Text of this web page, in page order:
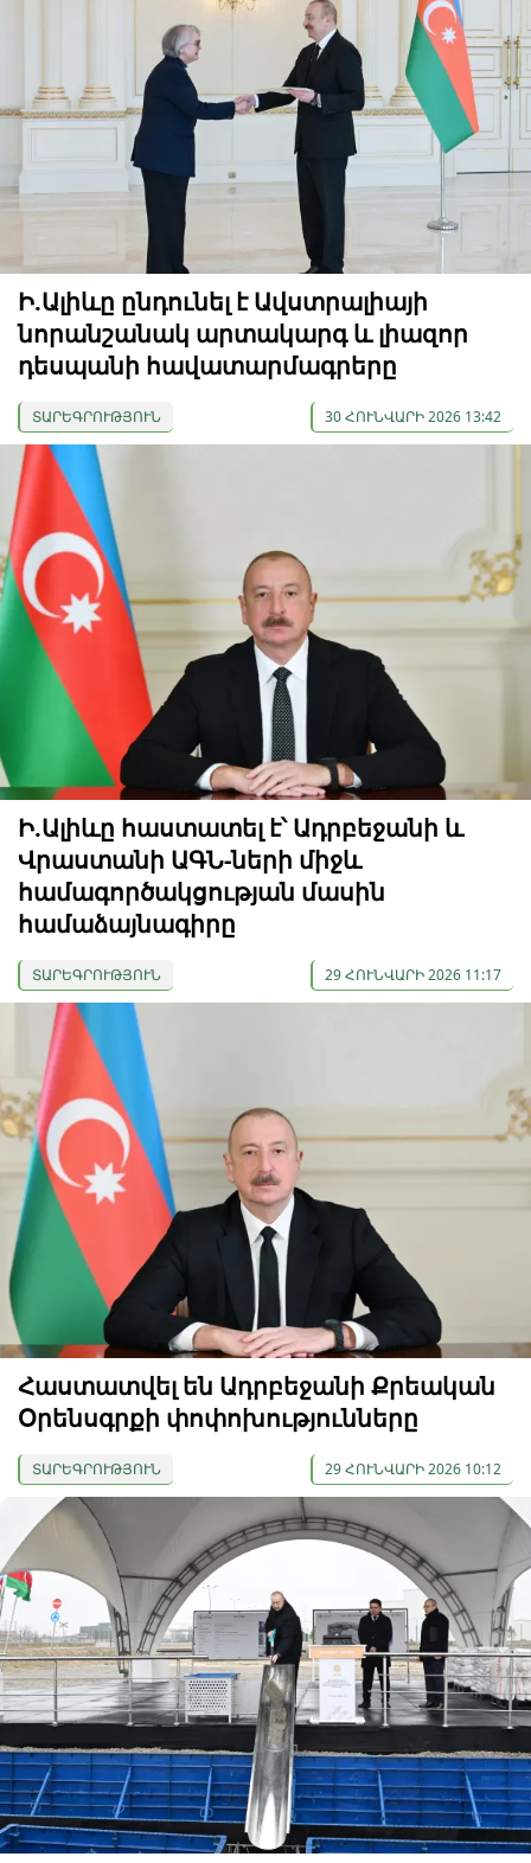
Ի.Ալիևը ընդունել է Ավստրալիայի
նորանշանակ արտակարգ և լիազոր
դեսպանի հավատարմագրերը
ՏԱՐԵԳՐՈՒԹՅՈՒՆ 30 ՀՈՒՆՎԱՐԻ 2026 13:42
Ի.Ալիևը հաստատել է՝ Ադրբեջանի և
Վրաստանի ԱԳՆ-ների միջև
համագործակցության մասին
համաձայնագիրը
ՏԱՐԵԳՐՈՒԹՅՈՒՆ 29 ՀՈՒՆՎԱՐԻ 2026 11:17
Հաստատվել են Ադրբեջանի Քրեական
Օրենսգրքի փոփոխությունները
ՏԱՐԵԳՐՈՒԹՅՈՒՆ 29 ՀՈՒՆՎԱՐԻ 2026 10:12